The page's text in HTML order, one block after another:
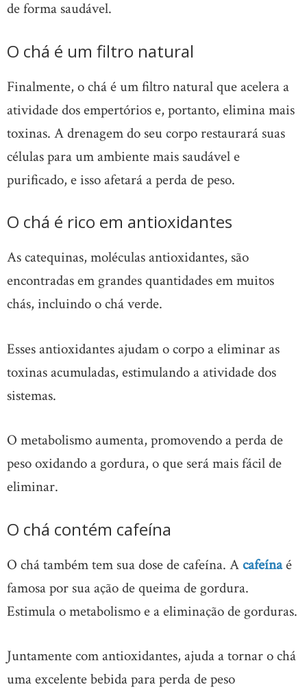
de forma saudável.
O chá é um filtro natural
Finalmente, o chá é um filtro natural que acelera a
atividade dos empertórios e, portanto, elimina mais
toxinas. A drenagem do seu corpo restaurará suas
células para um ambiente mais saudável e
purificado, e isso afetará a perda de peso.
O chá é rico em antioxidantes
As catequinas, moléculas antioxidantes, são
encontradas em grandes quantidades em muitos
chás, incluindo o chá verde.
Esses antioxidantes ajudam o corpo a eliminar as
toxinas acumuladas, estimulando a atividade dos
sistemas.
O metabolismo aumenta, promovendo a perda de
peso oxidando a gordura, o que será mais fácil de
eliminar.
O chá contém cafeína
O chá também tem sua dose de cafeína. Acafeínaé
famosa por sua ação de queima de gordura.
Estimula o metabolismo e a eliminação de gorduras.
Juntamente com antioxidantes, ajuda a tornar o chá
uma excelente bebida para perda de peso